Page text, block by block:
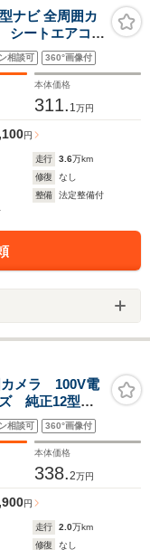
ナビ 全周囲カ
ートエアコン
コントロール
サー セーフテ
相談可 360°画像付
本体価格
311. 1 万円
円
走行 3.6万km
修復
なし
整備
法定整備付
メラ 100V電
純正12型デ
皮シート シ
ーナーセン
相談可 360°画像付
本体価格
338.2万円
円
走行 2.0万km
修復 なし